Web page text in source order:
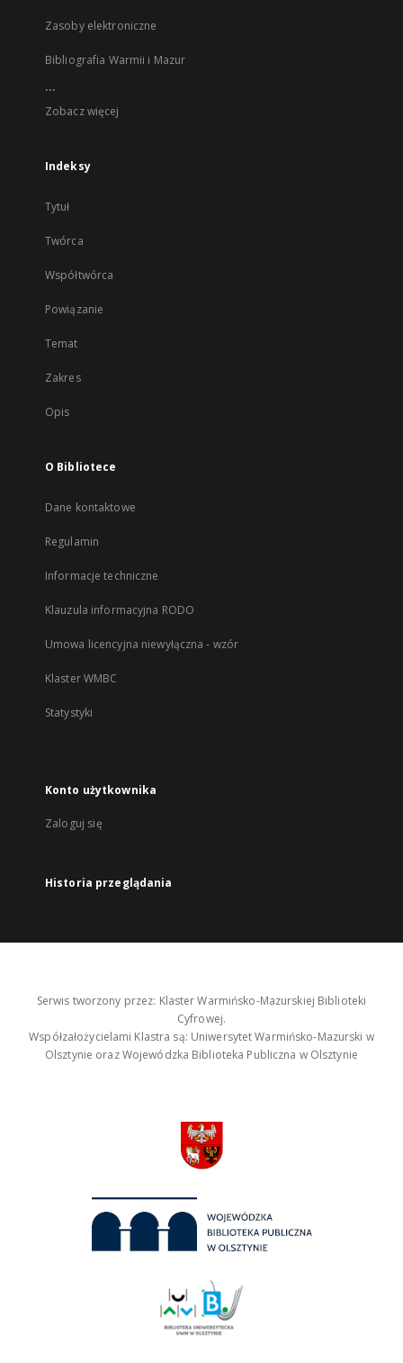
Zasoby elektroniczne
Bibliografia Warmii i Mazur
...
Zobacz więcej
Indeksy
Tytuł
Twórca
Współtwórca
Powiązanie
Temat
Zakres
Opis
O Bibliotece
Dane kontaktowe
Regulamin
Informacje techniczne
Klauzula informacyjna RODO
Umowa licencyjna niewyłączna - wzór
Klaster WMBC
Statystyki
Konto użytkownika
Zaloguj się
Historia przeglądania
Serwis tworzony przez: Klaster Warmińsko-Mazurskiej Biblioteki
Cyfrowej.
Współzałożycielami Klastra są: Uniwersytet Warmińsko-Mazurski w
Olsztynie oraz Wojewódzka Biblioteka Publiczna w Olsztynie